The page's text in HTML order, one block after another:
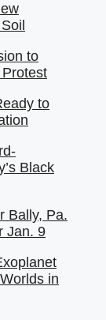
to
to
Black
Bally, Pa.
Jan. 9
in